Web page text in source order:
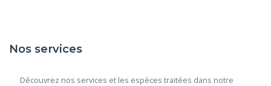
Nos services